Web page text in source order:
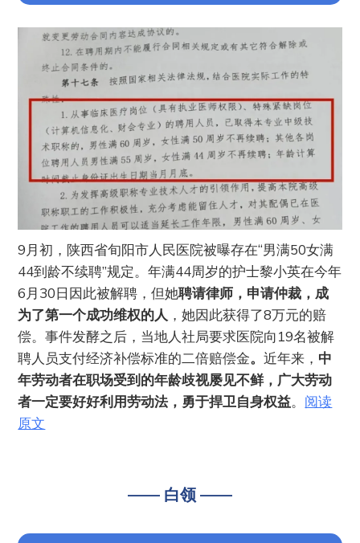
9月初，陕西省旬阳市人民医院被曝存在“男满50女满
44到龄不续聘”规定。年满44周岁的护士黎小英在今年
6月30日因此被解聘，但她聘请律师，申请仲裁，成
为了第一个成功维权的人 ，她因此获得了8万元的赔
偿。事件发酵之后，当地人社局要求医院向19名被解
聘人员支付经济补偿标准的二倍赔偿金。近年来， 中
年劳动者在职场受到的年龄歧视屡见不鲜，广大劳动
者一定要好好利用劳动法，勇于捍卫自身权益。 阅读
原文
—— 白领 ——